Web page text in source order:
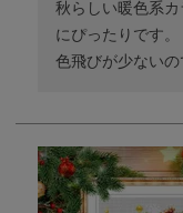
秋らしい暖色系
にぴったりです。
色飛びが少ないの